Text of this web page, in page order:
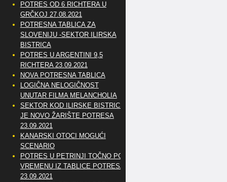
POTRES OD 6 RICHTERA U
GRČKOJ 27.08.2021
POTRESNA TABLICA ZA
SLOVENIJU -SEKTOR ILIRSKA
BISTRICA
POTRES U ARGENTINI 9,5
RICHTERA 23.09.2021
NOVA POTRESNA TABLICA
LOGIČNA NELOGIČNOST
UNUTAR FILMA MELANCHOLIA
SEKTOR KOD ILIRSKE BISTRICE
JE NOVO ŽARIŠTE POTRESA
23.09.2021
KANARSKI OTOCI MOGUĆI
SCENARIO
POTRES U PETRINJI TOČNO PO
VREMENU IZ TABLICE POTRESA
23.09.2021